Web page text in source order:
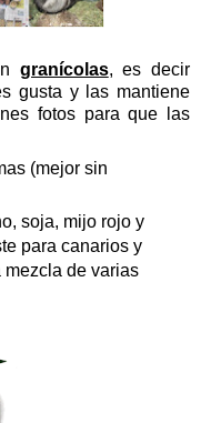
granícolas, es decir
gusta y las mantiene
fotos para que las
(mejor sin
soja, mijo rojo y
para canarios y
mezcla de varias